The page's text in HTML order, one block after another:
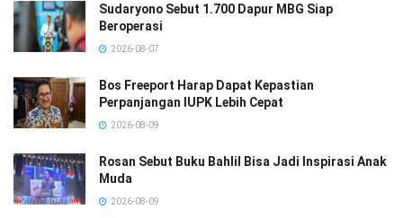
Sudaryono Sebut 1.700 Dapur MBG Siap
Beroperasi
2026-08-07
Bos Freeport Harap Dapat Kepastian
Perpanjangan IUPK Lebih Cepat
2026-08-09
Rosan Sebut Buku Bahlil Bisa Jadi Inspirasi Anak
Muda
2026-08-09